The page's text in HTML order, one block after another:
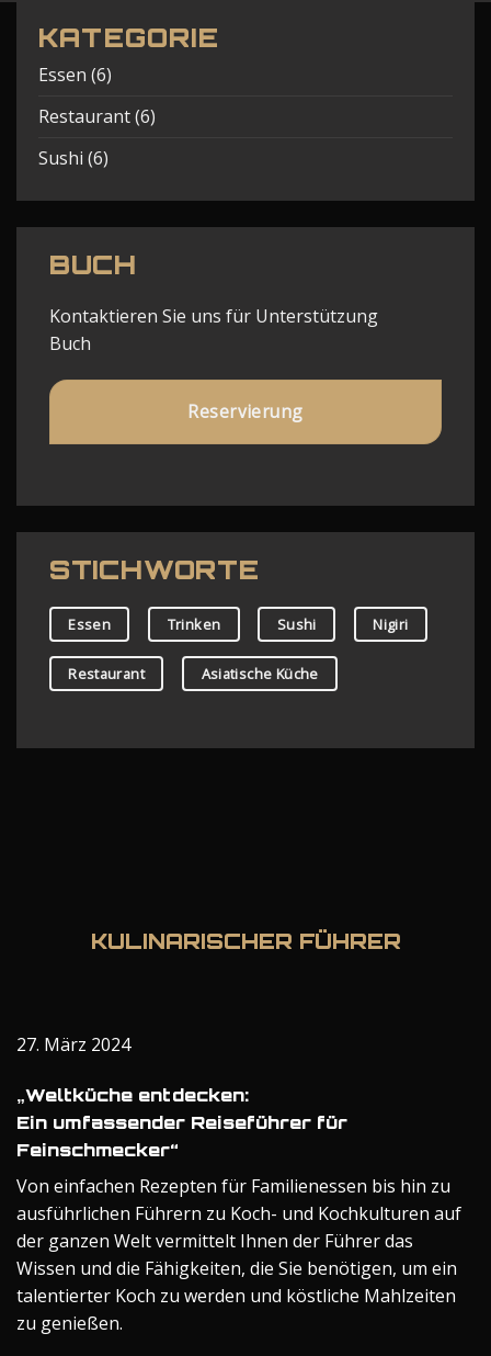
KATEGORIE
Essen (6)
Restaurant(6)
Sushi (6)
BUCH
Kontaktieren Sie uns für Unterstützung
Buch
Reservierung
STICHWORTE
Essen Trinken Sushi Nigiri
Restaurant Asiatische Küche
KULINARISCHER FÜHRER
27. März 2024
„Weltküche entdecken:
Ein umfassender Reiseführer für
Feinschmecker“
Von einfachen Rezepten für Familienessen bis hin zu
ausführlichen Führern zu Koch- und Kochkulturen auf
der ganzen Welt vermittelt Ihnen der Führer das
Wissen und die Fähigkeiten, die Sie benötigen, um ein
talentierter Koch zu werden und köstliche Mahlzeiten
zu genießen.